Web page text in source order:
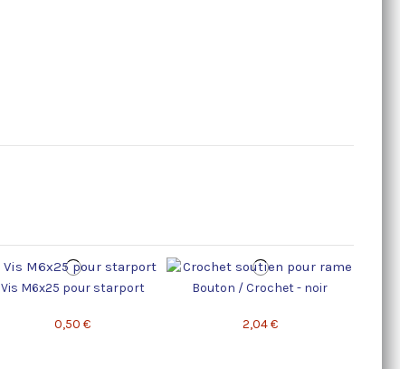
Vis M6x25 pour starport
0,50 €
Bouton / Crochet - noir
2,04 €